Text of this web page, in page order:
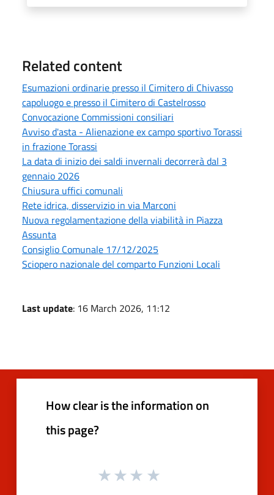
Related content
Esumazioni ordinarie presso il Cimitero di Chivasso
capoluogo e presso il Cimitero di Castelrosso
Convocazione Commissioni consiliari
Avviso d'asta - Alienazione ex campo sportivo Torassi
in frazione Torassi
La data di inizio dei saldi invernali decorrerà dal 3
gennaio 2026
Chiusura uffici comunali
Rete idrica, disservizio in via Marconi
Nuova regolamentazione della viabilità in Piazza
Assunta
Consiglio Comunale 17/12/2025
Sciopero nazionale del comparto Funzioni Locali
Last update: 16 March 2026, 11:12
How clear is the information on
this page?